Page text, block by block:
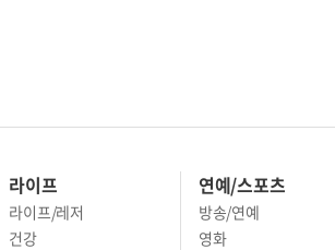
라이프
라이프/레저
건강
연예/스포츠
방송/연예
영화